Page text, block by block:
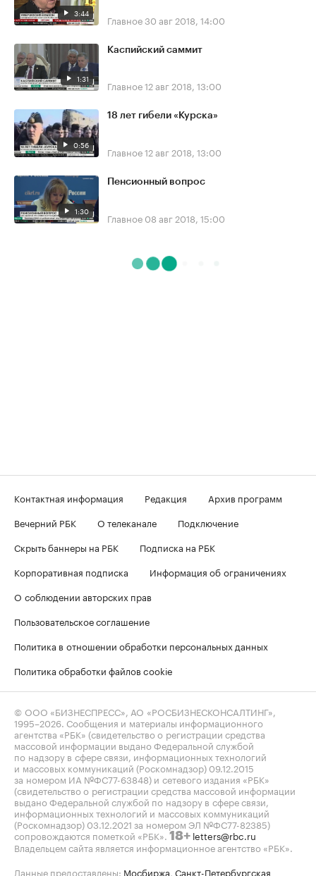
3:44 Главное30 авг 2018, 14:00
1:31
Каспийский саммит
Главное12 авг 2018, 13:00
0:56
18 лет гибели «Курска»
Главное12 авг 2018, 13:00
1:30
Пенсионный вопрос
Главное 08 авг 2018, 15:00
Контактная информация Редакция
Архив программ
Вечерний РБК
О телеканале
Подключение
Скрыть баннеры на РБК
Подписка на РБК
Корпоративная подписка
Информация об ограничениях
О соблюдении авторских прав
Пользовательское соглашение
Политика в отношении обработки персональных данных
Политика обработки файлов cookie
© ООО «БИЗНЕСПРЕСС», АО «РОСБИЗНЕСКОНСАЛТИНГ»,
1995–2026 . Сообщения и материалы информационного
агентства «РБК» (свидетельство о регистрации средства
массовой информации выдано Федеральной службой
по надзору в сфере связи, информационных технологий
и массовых коммуникаций (Роскомнадзор) 09.12.2015
за номером ИА №ФС77-63848) и сетевого издания «РБК»
(свидетельство о регистрации средства массовой информации
выдано Федеральной службой по надзору в сфере связи,
информационных технологий и массовых коммуникаций
(Роскомнадзор) 03.12.2021 за номером ЭЛ №ФС77-82385)
сопровождаются пометкой «РБК». 18+ letters@rbc.ru
Владельцем сайта является информационное агентство «РБК».
Данные предоставлены: Мосбиржа Санкт-Петербургская